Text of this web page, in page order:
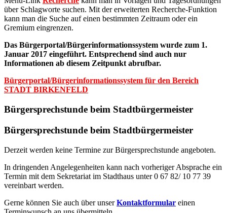
über Schlagworte suchen. Mit der erweiterten Recherche-Funktion
kann man die Suche auf einen bestimmten Zeitraum oder ein
Gremium eingrenzen.
Das Bürgerportal/Bürgerinformationssystem wurde zum 1.
Januar 2017 eingeführt. Entsprechend sind auch nur
Informationen ab diesem Zeitpunkt abrufbar.
Bürgerportal/Bürgerinformationssystem für den Bereich
STADT BIRKENFELD
Bürgersprechstunde beim Stadtbürgermeister
Bürgersprechstunde beim Stadtbürgermeister
Derzeit werden keine Termine zur Bürgersprechstunde angeboten.
In dringenden Angelegenheiten kann nach vorheriger Absprache ein
Termin mit dem Sekretariat im Stadthaus unter 0 67 82/ 10 77 39
vereinbart werden.
Gerne können Sie auch über unserKontaktformular einen